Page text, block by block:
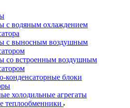
с водяным охлаждением
с выносным воздушным
со встроенным воздушным
конденсаторные блоки
холодильные агрегаты
теплообменники